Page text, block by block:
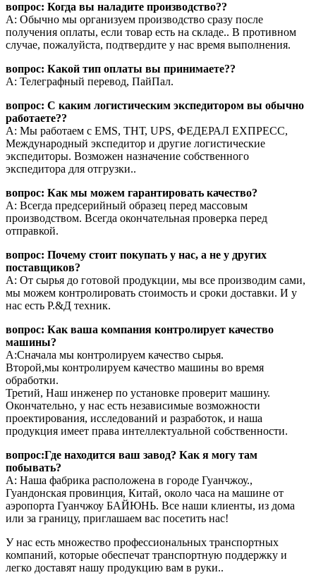
вопрос: Когда вы наладите производство??
А: Обычно мы организуем производство сразу после
получения оплаты, если товар есть на складе.. В противном
случае, пожалуйста, подтвердите у нас время выполнения.
вопрос: Какой тип оплаты вы принимаете??
А: Телеграфный перевод, ПайПал.
вопрос: С каким логистическим экспедитором вы обычно
работаете??
А: Мы работаем с EMS, ТНТ, UPS, ФЕДЕРАЛ ЕХПРЕСС,
Международный экспедитор и другие логистические
экспедиторы. Возможен назначение собственного
экспедитора для отгрузки..
вопрос: Как мы можем гарантировать качество?
А: Всегда предсерийный образец перед массовым
производством. Всегда окончательная проверка перед
отправкой.
вопрос: Почему стоит покупать у нас, а не у других
поставщиков?
А: От сырья до готовой продукции, мы все производим сами,
мы можем контролировать стоимость и сроки доставки. И у
нас есть Р.&Д техник.
вопрос: Как ваша компания контролирует качество
машины?
А:Сначала мы контролируем качество сырья.
Второй,мы контролируем качество машины во время
обработки.
Третий, Наш инженер по установке проверит машину.
Окончательно, у нас есть независимые возможности
проектирования, исследований и разработок, и наша
продукция имеет права интеллектуальной собственности.
вопрос:Где находится ваш завод? Как я могу там
побывать?
А: Наша фабрика расположена в городе Гуанчжоу.,
Гуандонская провинция, Китай, около часа на машине от
аэропорта Гуанчжоу БАЙЮНЬ. Все наши клиенты, из дома
или за границу, приглашаем вас посетить нас!
У нас есть множество профессиональных транспортных
компаний, которые обеспечат транспортную поддержку и
легко доставят нашу продукцию вам в руки..